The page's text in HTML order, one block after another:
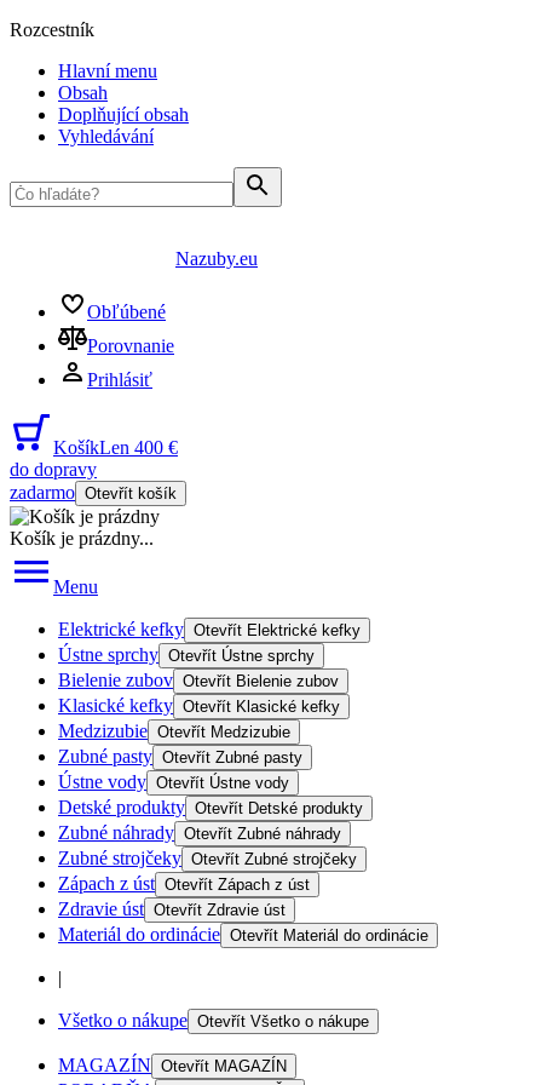
Rozcestník
Hlavní menu
Obsah
Doplňující obsah
Vyhledávání
Nazuby.eu
Obľúbené
Porovnanie
Prihlásiť
KošíkLen 400 €
do dopravy
zadarmo Otevřít košík
Košík je prázdny...
Menu
Elektrické kefky Otevřít Elektrické kefky
Ústne sprchy Otevřít Ústne sprchy
Bielenie zubov Otevřít Bielenie zubov
Klasické kefky Otevřít Klasické kefky
Medzizubie Otevřít Medzizubie
Zubné pasty Otevřít Zubné pasty
Ústne vody Otevřít Ústne vody
Detské produkty Otevřít Detské produkty
Zubné náhrady Otevřít Zubné náhrady
Zubné strojčeky Otevřít Zubné strojčeky
Zápach z úst Otevřít Zápach z úst
Zdravie úst Otevřít Zdravie úst
Materiál do ordinácie Otevřít Materiál do ordinácie
|
Všetko o nákupe Otevřít Všetko o nákupe
MAGAZÍN Otevřít MAGAZÍN